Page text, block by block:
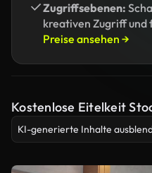
Zugriffsebenen:
kreativen Zugriff
Preise ansehen →
Kostenlose Eitelkeit
KI-generierte Inhalte